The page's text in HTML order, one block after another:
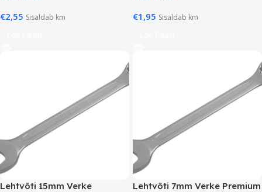
€2,55 Sisaldab km €1,95 Sisaldab km
Lehtvõti 15mm Verke
Lehtvõti 7mm Verke Premium